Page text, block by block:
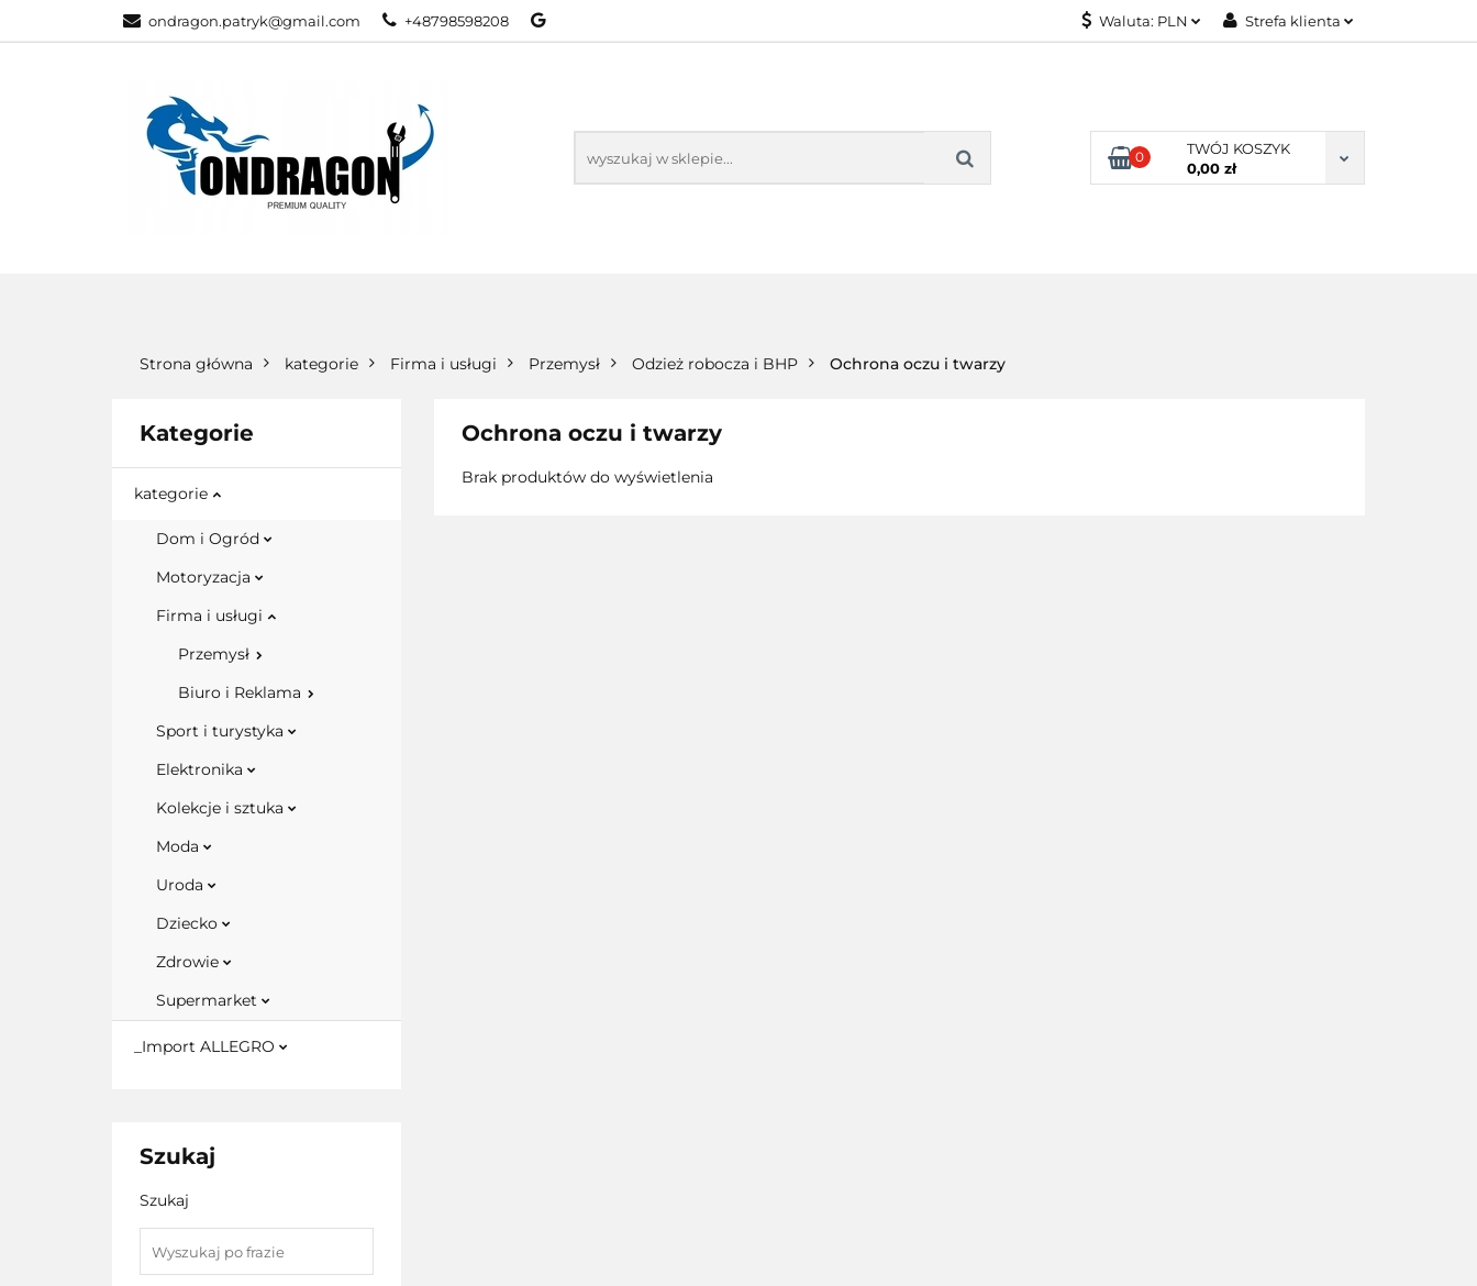
ondragon.patryk@gmail.com +48798598208 Waluta: PLN Strefa klienta
Dodaj zgłoszenie
Zgody cookies
0
TWÓJ KOSZYK
0,00 zł
KATEGORIE NOWOŚCI KONTAKT
Strona główna kategorie Firma i usługi Przemysł Odzież robocza i BHP Ochrona oczu i twarzy
Kategorie
kategorie
Dom i Ogród
Motoryzacja
Firma i usługi
Przemysł
Biuro i Reklama
Sport i turystyka
Elektronika
Kolekcje i sztuka
Moda
Uroda
Dziecko
Zdrowie
Supermarket
_Import ALLEGRO
Szukaj
Szukaj
Ochrona oczu i twarzy
Brak produktów do wyświetlenia